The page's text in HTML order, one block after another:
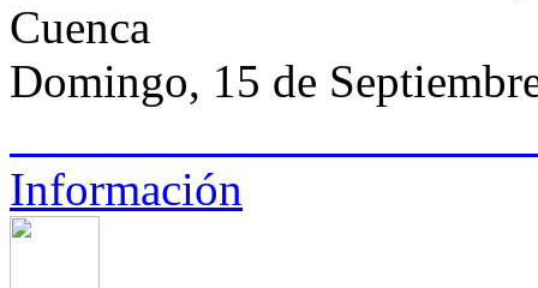
Cuenca
Domingo, 15 de
Información